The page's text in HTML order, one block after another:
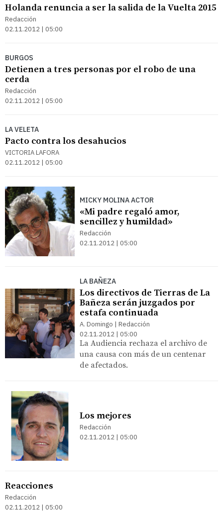
Holanda renuncia a ser la salida de la Vuelta 2015
Redacción
02.11.2012 | 05:00
BURGOS
Detienen a tres personas por el robo de una
cerda
Redacción
02.11.2012 | 05:00
LA VELETA
Pacto contra los desahucios
VICTORIA LAFORA
02.11.2012 | 05:00
MICKY MOLINA ACTOR
«Mi padre regaló amor,
sencillez y humildad»
Redacción
02.11.2012 | 05:00
LA BAÑEZA
Los directivos de Tierras de La
Bañeza serán juzgados por
estafa continuada
A. Domingo | Redacción
02.11.2012 | 05:00
La Audiencia rechaza el archivo de
una causa con más de un centenar
de afectados.
Los mejores
Redacción
02.11.2012 | 05:00
Reacciones
Redacción
02.11.2012 | 05:00